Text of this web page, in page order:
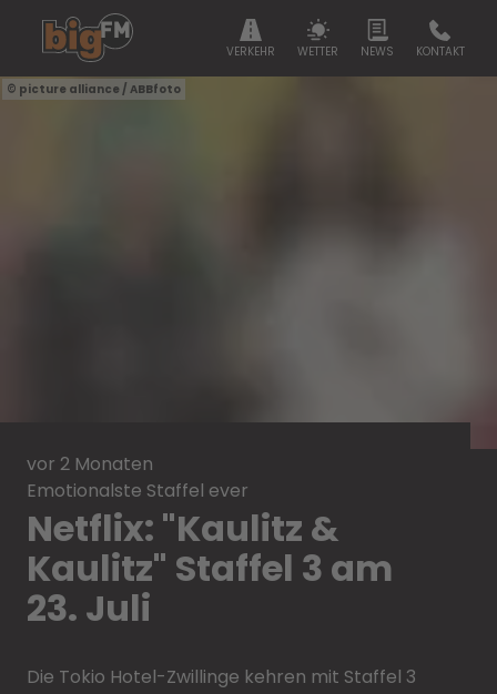
VERKEHR WETTER NEWS KONTAKT
picture alliance / ABBfoto
vor 2 Monaten
Emotionalste Staffel ever
Netflix: "Kaulitz &
Kaulitz" Staffel 3 am
23. Juli
Die Tokio Hotel-Zwillinge kehren mit Staffel 3